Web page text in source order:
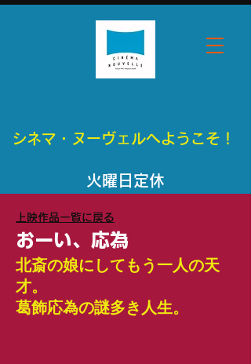
シネマ・ヌーヴェルへようこそ！
​火曜日定休
​上映作品一覧に戻る
おーい、応為
北斎の娘にしてもう一人の天
才。
​葛飾応為の謎多き人生。